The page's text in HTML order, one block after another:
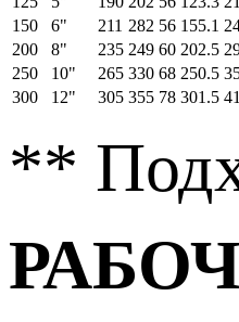
150
6" 211 282 56 155.1
200
8" 235 249 60 202.5
250
10" 265 330 68 250.5
300
12" 305 355 78 301.5
**